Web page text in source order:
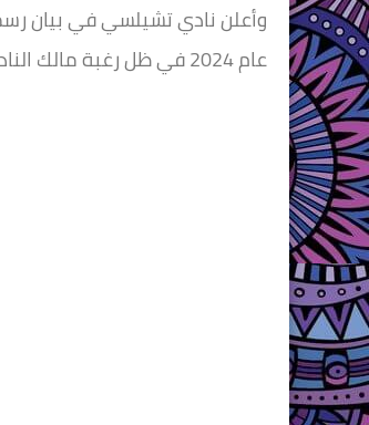
وأعلن نادي تشيلسي في بيان
عام 2024 في ظل رغبة مالك النادي تود بويلي في الحفاظ علي العناصر الاساسية للفريق.